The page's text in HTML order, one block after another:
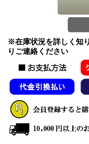
※在庫状況を詳しく知
りご連絡ください